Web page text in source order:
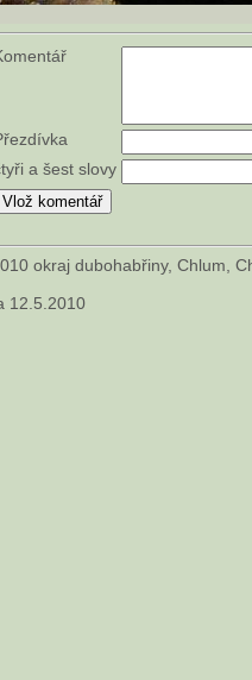
a šest slovy
okraj dubohabřiny, Chlum,
12.5.2010